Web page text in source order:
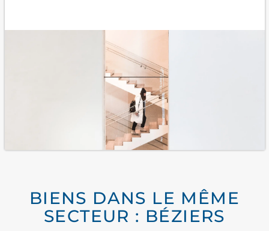
BIENS DANS LE MÊME
SECTEUR : BÉZIERS